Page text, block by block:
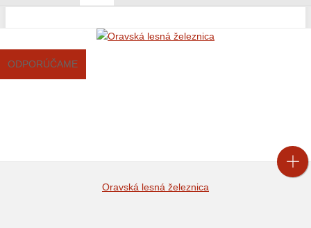
ODPORÚČAME
Oravská lesná železnica